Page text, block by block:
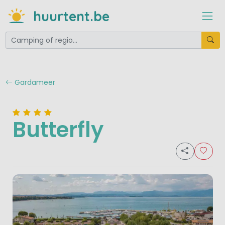
huurtent.be
Gardameer
Butterfly